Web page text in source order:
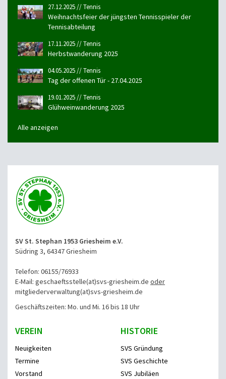
27.12.2025 // Tennis
Weihnachtsfeier der jüngsten Tennisspieler der
Tennisabteilung
17.11.2025 // Tennis
Herbstwanderung 2025
04.05.2025 // Tennis
Tag der offenen Tür - 27.04.2025
19.01.2025 // Tennis
Glühweinwanderung 2025
Alle anzeigen
SV St. Stephan 1953 Griesheim e.V.
Südring 3, 64347 Griesheim
Telefon: 06155/76933
E-Mail: geschaeftsstelle(at)svs-griesheim.de oder
mitgliederverwaltung(at)svs-griesheim.de
Geschäftszeiten: Mo. und Mi. 16 bis 18 Uhr
VEREIN
Neuigkeiten
Termine
Vorstand
HISTORIE
SVS Gründung
SVS Geschichte
SVS Jubiläen